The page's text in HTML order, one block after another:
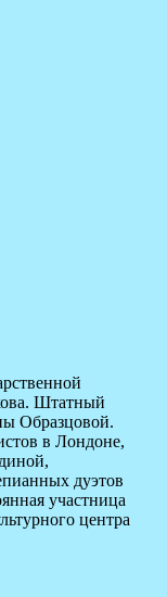
Штатный
Образцовой.
в Лондоне,
дуэтов
участница
центра